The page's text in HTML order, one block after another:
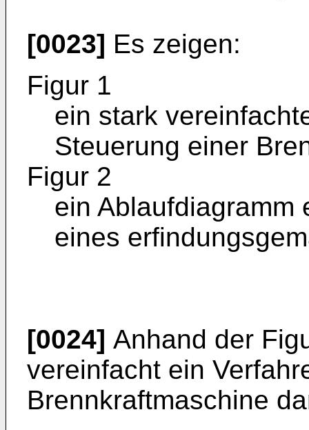
[0023] Es zeigen:
Figur 1
ein stark
Steuerung einer
Figur 2
ein Ablaufdiagramm
eines
[0024] Anhand der
vereinfacht ein
Brennkraftmaschine